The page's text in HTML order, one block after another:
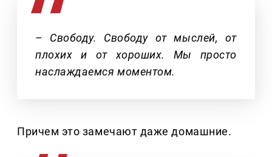
– Свободу. Свободу от мыслей, от
плохих и от хороших. Мы просто
наслаждаемся моментом.
Причем это замечают даже домашние.